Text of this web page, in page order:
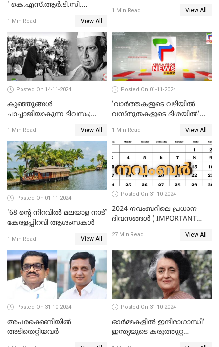
' കെ.എസ്.ആര്‍.ടി.സി.
ഒടുക്കം താലികെട്ടിനും അതേ
ബസില്‍ യാത്ര
1 Min Read View All
1 Min Read View All
Posted On 14-11-2024
കുഞ്ഞുങ്ങള്‍
ചാച്ചാജിയാകുന്ന ദിവസം;
1 Min Read View All
Posted On 01-11-2024
'വാർത്തകളുടെ വഴിയിൽ
വസ്തുതകളുടെ ദിശയിൽ'
വയസ്സ്
1 Min Read View All
Posted On 01-11-2024
'68 ന്റെ നിറവിൽ മലയാള നാട്'
കേരളപ്പിറവി ആശംസകൾ
1 Min Read View All
Posted On 31-10-2024
2024 നവംബറിലെ പ്രധാന
ദിവസങ്ങൾ ( IMPORTANT
27 Min Read View All
Posted On 31-10-2024
അപരക്കെണിയിൽ
അടിതെറ്റിയവർ
Posted On 31-10-2024
ഓര്‍മ്മകളില്‍ ഇന്ദിരാഗാന്ധി'
ഇന്ത്യയുടെ കരുത്തുറ്റ